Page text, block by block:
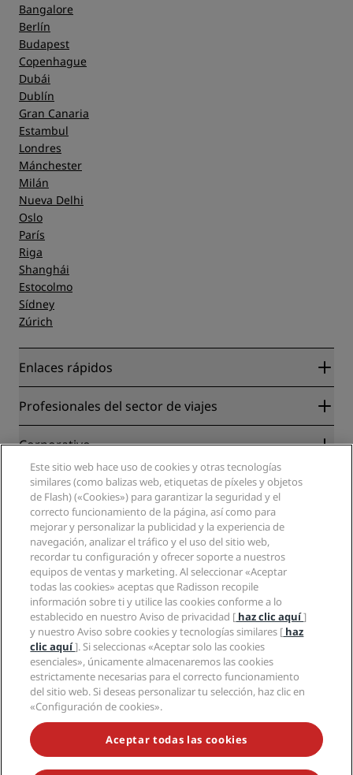
Bangalore
Berlín
Budapest
Copenhague
Dubái
Dublín
Gran Canaria
Estambul
Londres
Mánchester
Milán
Nueva Delhi
Oslo
París
Riga
Shanghái
Estocolmo
Sídney
Zúrich
Enlaces rápidos
Radisson Rewards
Blog
Nuevos hoteles y próximas aperturas
Aplicación de Radisson Hotels
Hoteles Sports Approved
Hoteles ideales para familias
Salud y seguridad
Profesionales del sector de viajes
Colaboradores
Corporativo
Radisson Hotel Group
Medios
Empleos en RHG
Empleos en PPHE
Empleos en EHL
The Club by RHG
Oportunidades de desarrollo
Responsabilidad social corporativa
Compras
Información legal
Centro de privacidad
Aviso legal
Términos y condiciones de Radisson Rewards
Acuerdo de uso del sitio
Accesibilidad digital
Declaración sobre la esclavitud moderna
Ayuda
Avisos al consumidor
Contacto
Preguntas frecuentes
Mapa del sitio
Redes sociales
Marcas de Radisson Hotels
NO TE PIERDAS NUESTRAS OFERTAS MÁS POPULARES
Este sitio web hace uso de cookies y otras tecnologías
similares (como balizas web, etiquetas de píxeles y objetos
de Flash) («Cookies») para garantizar la seguridad y el
correcto funcionamiento de la página, así como para
mejorar y personalizar la publicidad y la experiencia de
navegación, analizar el tráfico y el uso del sitio web,
recordar tu configuración y ofrecer soporte a nuestros
equipos de ventas y marketing. Al seleccionar «Aceptar
todas las cookies» aceptas que Radisson recopile
información sobre ti y utilice las cookies conforme a lo
establecido en nuestro Aviso de privacidad [ haz clic aquí]
y nuestro Aviso sobre cookies y tecnologías similares [ haz
clic aquí]. Si seleccionas «Aceptar solo las cookies
esenciales», únicamente almacenaremos las cookies
estrictamente necesarias para el correcto funcionamiento
del sitio web. Si deseas personalizar tu selección, haz clic en
«Configuración de cookies».
Aceptar todas las cookies